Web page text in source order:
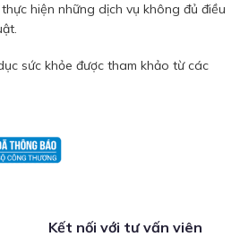
hiện những dịch vụ không đủ điều
sức khỏe được tham khảo từ các
Kết nối với tư vấn viên